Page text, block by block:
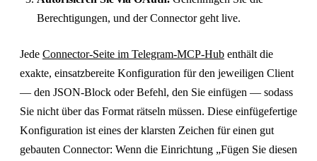
Berechtigungen, und der Connector geht live.
Jede Connector-Seite im Telegram-MCP-Hub enthält die
exakte, einsatzbereite Konfiguration für den jeweiligen Client
— den JSON-Block oder Befehl, den Sie einfügen — sodass
Sie nicht über das Format rätseln müssen. Diese einfügefertige
Konfiguration ist eines der klarsten Zeichen für einen gut
gebauten Connector: Wenn die Einrichtung „Fügen Sie diesen